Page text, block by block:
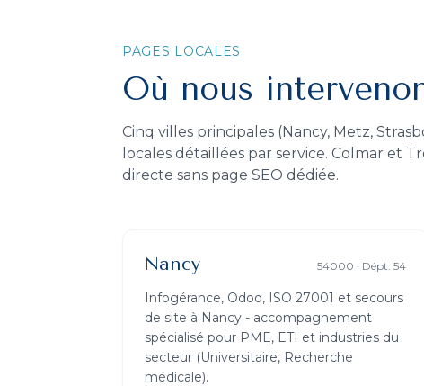
PAGES LOCALES
Où nous
Cinq villes principales (Nancy, Metz,
locales détaillées par service. Colmar et
directe sans page SEO dédiée.
Nancy 54000 · Dépt.54
Infogérance, Odoo, ISO 27001 et secours
de site à Nancy - accompagnement
spécialisé pour PME, ETI et industries du
secteur (Universitaire, Recherche
médicale).